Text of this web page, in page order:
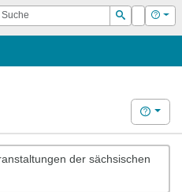
Suche
Suchen
Login Hilfe
Hilfe
der sächsischen